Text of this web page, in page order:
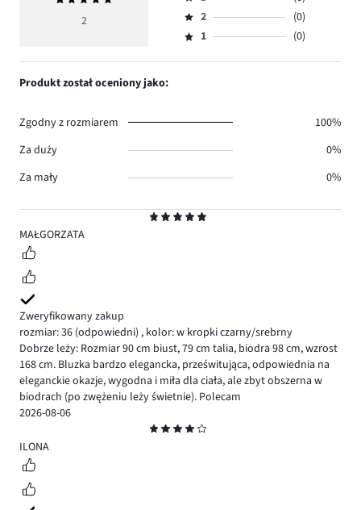
5
MAŁGORZATA
Zweryfikowany zakup
rozmiar: 36 (odpowiedni) , kolor: w kropki czarny/srebrny
Dobrze leży: Rozmiar 90 cm biust, 79 cm talia, biodra 98 cm, wzrost
168 cm. Bluzka bardzo elegancka, prześwitująca, odpowiednia na
eleganckie okazje, wygodna i miła dla ciała, ale zbyt obszerna w
biodrach (po zwężeniu leży świetnie). Polecam
2026-08-06
4
ILONA
ocena
2
głosów
1.
ilość
głosów
Ocena
3,
ilość
Ocena
2,
2
(0)
Ocena
1,
1 (0)
Produkt został oceniony jako:
Zgodny z rozmiarem
100%
Za duży
0%
Za mały
0%